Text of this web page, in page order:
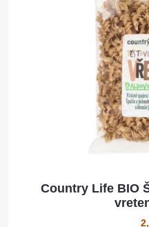
Country Life BIO